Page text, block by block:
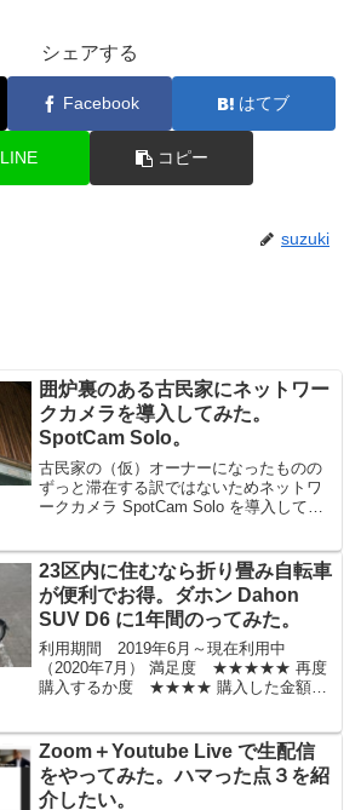
シェアする
Facebook はてブ
LINE コピー
suzuki
囲炉裏のある古民家にネットワー
クカメラを導入してみた。
SpotCam Solo。
古民家の（仮）オーナーになったものの
ずっと滞在する訳ではないためネットワ
ークカメラ SpotCam Solo を導入してみ
SpotCam Solo に決めた背景まず、要件...
23区内に住むなら折り畳み自転車
が便利でお得。ダホン Dahon
SUV D6 に1年間のってみた。
利用期間 2019年6月～現在利用中
（2020年7月） 満足度 ★★★★★ 再度
購入するか度 ★★★★ 購入した金額
が捨てられないとも言う。。。）スズキ
のお気に入り...
Zoom＋Youtube Live で生配信
をやってみた。ハマった点３を紹
介したい。